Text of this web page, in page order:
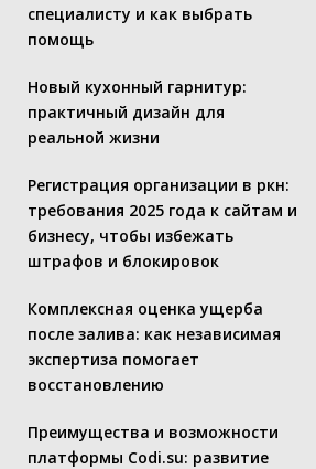
специалисту и как выбрать
помощь
Новый кухонный гарнитур:
практичный дизайн для
реальной жизни
Регистрация организации в ркн:
требования 2025 года к сайтам и
бизнесу, чтобы избежать
штрафов и блокировок
Комплексная оценка ущерба
после залива: как независимая
экспертиза помогает
восстановлению
Преимущества и возможности
платформы Codi.su: развитие